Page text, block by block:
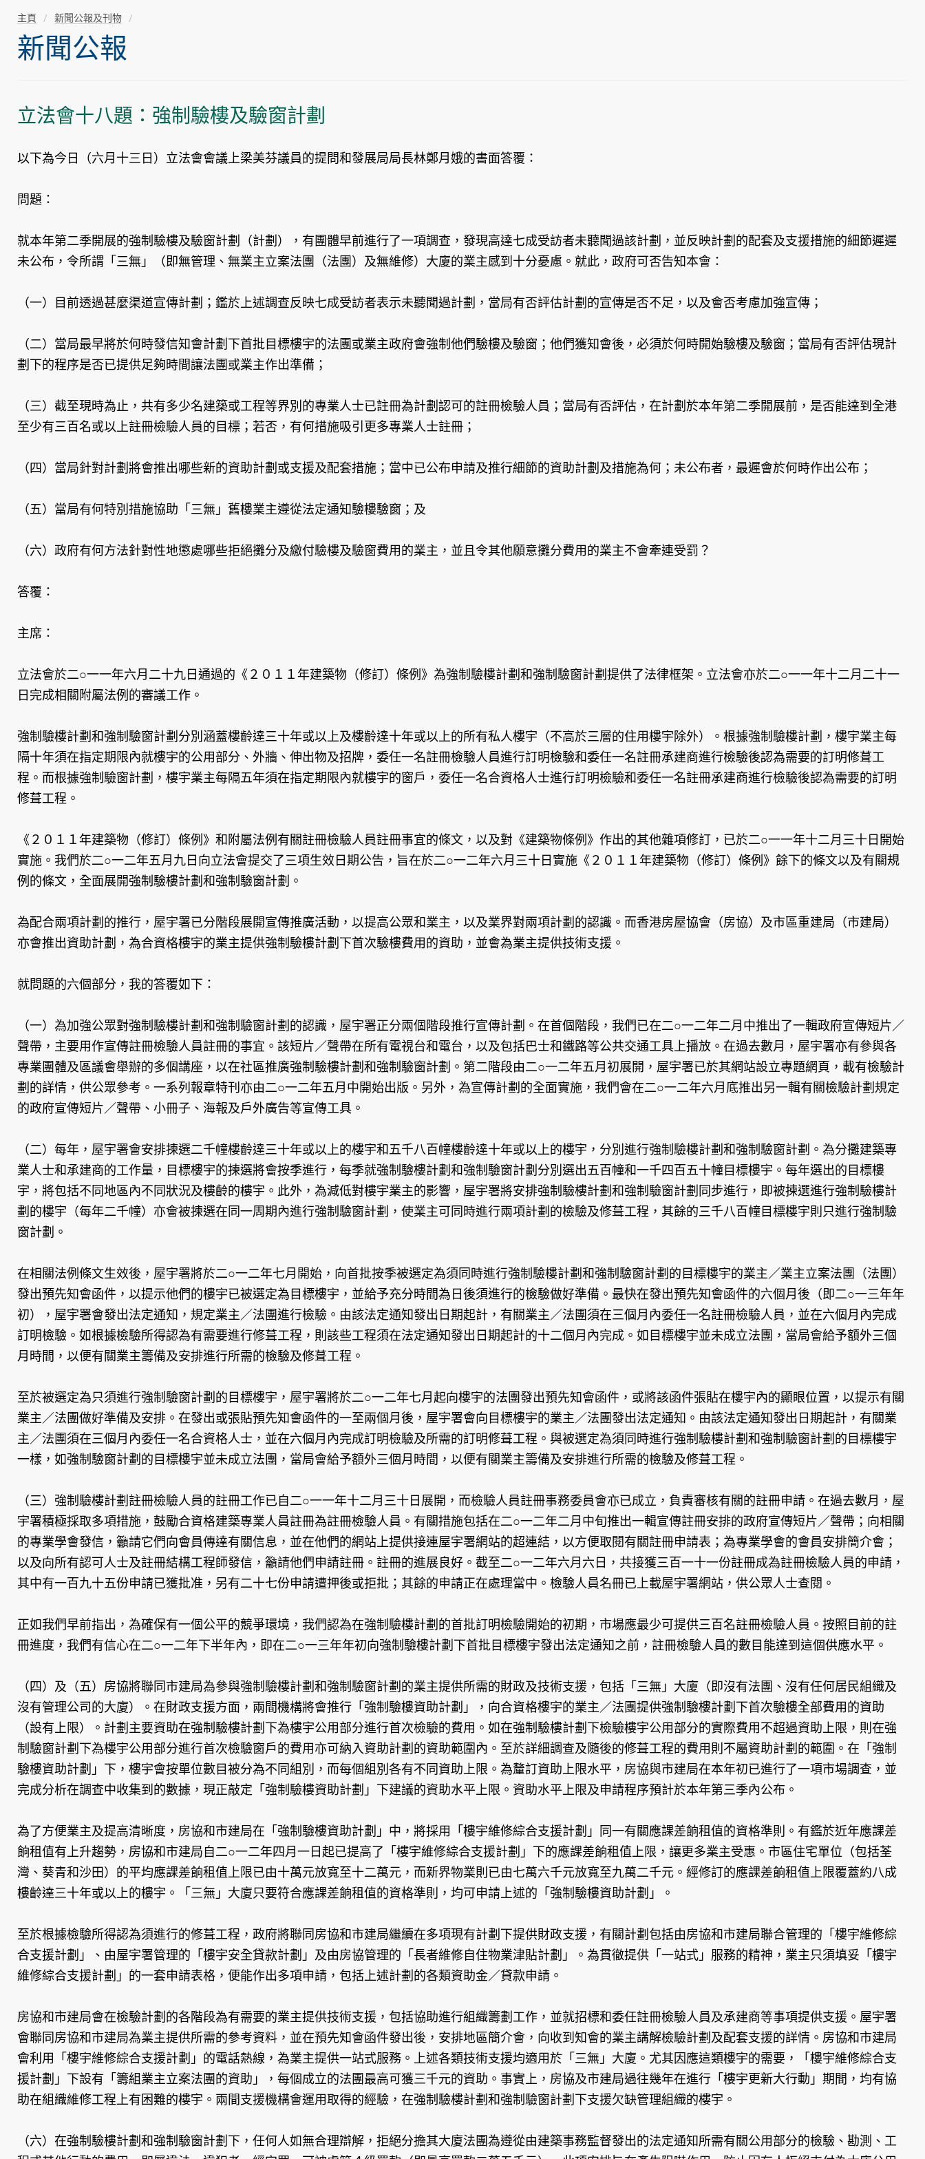
主頁 新聞公報及刊物
新聞公報
立法會十八題：強制驗樓及驗窗計劃
以下為今日（六月十三日）立法會會議上梁美芬議員的提問和發展局局長林鄭月娥的書面答覆：
問題：
就本年第二季開展的強制驗樓及驗窗計劃（計劃），有團體早前進行了一項調查，發現高達七成受訪者未聽聞過該計劃，並反映計劃的配套及支援措施的細節遲遲
未公布，令所謂「三無」（即無管理、無業主立案法團（法團）及無維修）大廈的業主感到十分憂慮。就此，政府可否告知本會：
（一）目前透過甚麼渠道宣傳計劃；鑑於上述調查反映七成受訪者表示未聽聞過計劃，當局有否評估計劃的宣傳是否不足，以及會否考慮加強宣傳；
（二）當局最早將於何時發信知會計劃下首批目標樓宇的法團或業主政府會強制他們驗樓及驗窗；他們獲知會後，必須於何時開始驗樓及驗窗；當局有否評估現計
劃下的程序是否已提供足夠時間讓法團或業主作出準備；
（三）截至現時為止，共有多少名建築或工程等界別的專業人士已註冊為計劃認可的註冊檢驗人員；當局有否評估，在計劃於本年第二季開展前，是否能達到全港
至少有三百名或以上註冊檢驗人員的目標；若否，有何措施吸引更多專業人士註冊；
（四）當局針對計劃將會推出哪些新的資助計劃或支援及配套措施；當中已公布申請及推行細節的資助計劃及措施為何；未公布者，最遲會於何時作出公布；
（五）當局有何特別措施協助「三無」舊樓業主遵從法定通知驗樓驗窗；及
（六）政府有何方法針對性地懲處哪些拒絕攤分及繳付驗樓及驗窗費用的業主，並且令其他願意攤分費用的業主不會牽連受罰？
答覆：
主席：
立法會於二○一一年六月二十九日通過的《２０１１年建築物（修訂）條例》為強制驗樓計劃和強制驗窗計劃提供了法律框架。立法會亦於二○一一年十二月二十一
日完成相關附屬法例的審議工作。
強制驗樓計劃和強制驗窗計劃分別涵蓋樓齡達三十年或以上及樓齡達十年或以上的所有私人樓宇（不高於三層的住用樓宇除外）。根據強制驗樓計劃，樓宇業主每
隔十年須在指定期限內就樓宇的公用部分、外牆、伸出物及招牌，委任一名註冊檢驗人員進行訂明檢驗和委任一名註冊承建商進行檢驗後認為需要的訂明修葺工
程。而根據強制驗窗計劃，樓宇業主每隔五年須在指定期限內就樓宇的窗戶，委任一名合資格人士進行訂明檢驗和委任一名註冊承建商進行檢驗後認為需要的訂明
修葺工程。
《２０１１年建築物（修訂）條例》和附屬法例有關註冊檢驗人員註冊事宜的條文，以及對《建築物條例》作出的其他雜項修訂，已於二○一一年十二月三十日開始
實施。我們於二○一二年五月九日向立法會提交了三項生效日期公告，旨在於二○一二年六月三十日實施《２０１１年建築物（修訂）條例》餘下的條文以及有關規
例的條文，全面展開強制驗樓計劃和強制驗窗計劃。
為配合兩項計劃的推行，屋宇署已分階段展開宣傳推廣活動，以提高公眾和業主，以及業界對兩項計劃的認識。而香港房屋協會（房協）及市區重建局（市建局）
亦會推出資助計劃，為合資格樓宇的業主提供強制驗樓計劃下首次驗樓費用的資助，並會為業主提供技術支援。
就問題的六個部分，我的答覆如下：
（一）為加強公眾對強制驗樓計劃和強制驗窗計劃的認識，屋宇署正分兩個階段推行宣傳計劃。在首個階段，我們已在二○一二年二月中推出了一輯政府宣傳短片／
聲帶，主要用作宣傳註冊檢驗人員註冊的事宜。該短片／聲帶在所有電視台和電台，以及包括巴士和鐵路等公共交通工具上播放。在過去數月，屋宇署亦有參與各
專業團體及區議會舉辦的多個講座，以在社區推廣強制驗樓計劃和強制驗窗計劃。第二階段由二○一二年五月初展開，屋宇署已於其網站設立專題網頁，載有檢驗計
劃的詳情，供公眾參考。一系列報章特刊亦由二○一二年五月中開始出版。另外，為宣傳計劃的全面實施，我們會在二○一二年六月底推出另一輯有關檢驗計劃規定
的政府宣傳短片／聲帶、小冊子、海報及戶外廣告等宣傳工具。
（二）每年，屋宇署會安排揀選二千幢樓齡達三十年或以上的樓宇和五千八百幢樓齡達十年或以上的樓宇，分別進行強制驗樓計劃和強制驗窗計劃。為分攤建築專
業人士和承建商的工作量，目標樓宇的揀選將會按季進行，每季就強制驗樓計劃和強制驗窗計劃分別選出五百幢和一千四百五十幢目標樓宇。每年選出的目標樓
宇，將包括不同地區內不同狀況及樓齡的樓宇。此外，為減低對樓宇業主的影響，屋宇署將安排強制驗樓計劃和強制驗窗計劃同步進行，即被揀選進行強制驗樓計
劃的樓宇（每年二千幢）亦會被揀選在同一周期內進行強制驗窗計劃，使業主可同時進行兩項計劃的檢驗及修葺工程，其餘的三千八百幢目標樓宇則只進行強制驗
窗計劃。
在相關法例條文生效後，屋宇署將於二○一二年七月開始，向首批按季被選定為須同時進行強制驗樓計劃和強制驗窗計劃的目標樓宇的業主／業主立案法團（法團）
發出預先知會函件，以提示他們的樓宇已被選定為目標樓宇，並給予充分時間為日後須進行的檢驗做好準備。最快在發出預先知會函件的六個月後（即二○一三年年
初），屋宇署會發出法定通知，規定業主／法團進行檢驗。由該法定通知發出日期起計，有關業主／法團須在三個月內委任一名註冊檢驗人員，並在六個月內完成
訂明檢驗。如根據檢驗所得認為有需要進行修葺工程，則該些工程須在法定通知發出日期起計的十二個月內完成。如目標樓宇並未成立法團，當局會給予額外三個
月時間，以便有關業主籌備及安排進行所需的檢驗及修葺工程。
至於被選定為只須進行強制驗窗計劃的目標樓宇，屋宇署將於二○一二年七月起向樓宇的法團發出預先知會函件，或將該函件張貼在樓宇內的顯眼位置，以提示有關
業主／法團做好準備及安排。在發出或張貼預先知會函件的一至兩個月後，屋宇署會向目標樓宇的業主／法團發出法定通知。由該法定通知發出日期起計，有關業
主／法團須在三個月內委任一名合資格人士，並在六個月內完成訂明檢驗及所需的訂明修葺工程。與被選定為須同時進行強制驗樓計劃和強制驗窗計劃的目標樓宇
一樣，如強制驗窗計劃的目標樓宇並未成立法團，當局會給予額外三個月時間，以便有關業主籌備及安排進行所需的檢驗及修葺工程。
（三）強制驗樓計劃註冊檢驗人員的註冊工作已自二○一一年十二月三十日展開，而檢驗人員註冊事務委員會亦已成立，負責審核有關的註冊申請。在過去數月，屋
宇署積極採取多項措施，鼓勵合資格建築專業人員註冊為註冊檢驗人員。有關措施包括在二○一二年二月中旬推出一輯宣傳註冊安排的政府宣傳短片／聲帶；向相關
的專業學會發信，籲請它們向會員傳達有關信息，並在他們的網站上提供接連屋宇署網站的超連結，以方便取閱有關註冊申請表；為專業學會的會員安排簡介會；
以及向所有認可人士及註冊結構工程師發信，籲請他們申請註冊。註冊的進展良好。截至二○一二年六月六日，共接獲三百一十一份註冊成為註冊檢驗人員的申請，
其中有一百九十五份申請已獲批准，另有二十七份申請遭押後或拒批；其餘的申請正在處理當中。檢驗人員名冊已上載屋宇署網站，供公眾人士查閱。
正如我們早前指出，為確保有一個公平的競爭環境，我們認為在強制驗樓計劃的首批訂明檢驗開始的初期，市場應最少可提供三百名註冊檢驗人員。按照目前的註
冊進度，我們有信心在二○一二年下半年內，即在二○一三年年初向強制驗樓計劃下首批目標樓宇發出法定通知之前，註冊檢驗人員的數目能達到這個供應水平。
（四）及（五）房協將聯同市建局為參與強制驗樓計劃和強制驗窗計劃的業主提供所需的財政及技術支援，包括「三無」大廈（即沒有法團、沒有任何居民組織及
沒有管理公司的大廈）。在財政支援方面，兩間機構將會推行「強制驗樓資助計劃」，向合資格樓宇的業主／法團提供強制驗樓計劃下首次驗樓全部費用的資助
（設有上限）。計劃主要資助在強制驗樓計劃下為樓宇公用部分進行首次檢驗的費用。如在強制驗樓計劃下檢驗樓宇公用部分的實際費用不超過資助上限，則在強
制驗窗計劃下為樓宇公用部分進行首次檢驗窗戶的費用亦可納入資助計劃的資助範圍內。至於詳細調查及隨後的修葺工程的費用則不屬資助計劃的範圍。在「強制
驗樓資助計劃」下，樓宇會按單位數目被分為不同組別，而每個組別各有不同資助上限。為釐訂資助上限水平，房協與市建局在本年初已進行了一項市場調查，並
完成分析在調查中收集到的數據，現正敲定「強制驗樓資助計劃」下建議的資助水平上限。資助水平上限及申請程序預計於本年第三季內公布。
為了方便業主及提高清晰度，房協和市建局在「強制驗樓資助計劃」中，將採用「樓宇維修綜合支援計劃」同一有關應課差餉租值的資格準則。有鑑於近年應課差
餉租值有上升趨勢，房協和市建局自二○一二年四月一日起已提高了「樓宇維修綜合支援計劃」下的應課差餉租值上限，讓更多業主受惠。市區住宅單位（包括荃
灣、葵青和沙田）的平均應課差餉租值上限已由十萬元放寬至十二萬元，而新界物業則已由七萬六千元放寬至九萬二千元。經修訂的應課差餉租值上限覆蓋約八成
樓齡達三十年或以上的樓宇。「三無」大廈只要符合應課差餉租值的資格準則，均可申請上述的「強制驗樓資助計劃」。
至於根據檢驗所得認為須進行的修葺工程，政府將聯同房協和市建局繼續在多項現有計劃下提供財政支援，有關計劃包括由房協和市建局聯合管理的「樓宇維修綜
合支援計劃」、由屋宇署管理的「樓宇安全貸款計劃」及由房協管理的「長者維修自住物業津貼計劃」。為貫徹提供「一站式」服務的精神，業主只須填妥「樓宇
維修綜合支援計劃」的一套申請表格，便能作出多項申請，包括上述計劃的各類資助金／貸款申請。
房協和市建局會在檢驗計劃的各階段為有需要的業主提供技術支援，包括協助進行組織籌劃工作，並就招標和委任註冊檢驗人員及承建商等事項提供支援。屋宇署
會聯同房協和市建局為業主提供所需的參考資料，並在預先知會函件發出後，安排地區簡介會，向收到知會的業主講解檢驗計劃及配套支援的詳情。房協和市建局
會利用「樓宇維修綜合支援計劃」的電話熱線，為業主提供一站式服務。上述各類技術支援均適用於「三無」大廈。尤其因應這類樓宇的需要，「樓宇維修綜合支
援計劃」下設有「籌組業主立案法團的資助」，每個成立的法團最高可獲三千元的資助。事實上，房協及市建局過往幾年在進行「樓宇更新大行動」期間，均有協
助在組織維修工程上有困難的樓宇。兩間支援機構會運用取得的經驗，在強制驗樓計劃和強制驗窗計劃下支援欠缺管理組織的樓宇。
（六）在強制驗樓計劃和強制驗窗計劃下，任何人如無合理辯解，拒絕分擔其大廈法團為遵從由建築事務監督發出的法定通知所需有關公用部分的檢驗、勘測、工